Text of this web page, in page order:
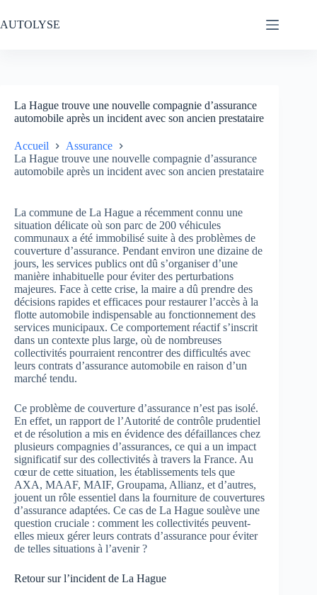
au
contenu
AUTOLYSE
La Hague trouve une nouvelle compagnie d’assurance
automobile après un incident avec son ancien prestataire
Accueil
Assurance
La Hague trouve une nouvelle compagnie d’assurance
automobile après un incident avec son ancien prestataire
La commune de La Hague a récemment connu une
situation délicate où son parc de 200 véhicules
communaux a été immobilisé suite à des problèmes de
couverture d’assurance. Pendant environ une dizaine de
jours, les services publics ont dû s’organiser d’une
manière inhabituelle pour éviter des perturbations
majeures. Face à cette crise, la maire a dû prendre des
décisions rapides et efficaces pour restaurer l’accès à la
flotte automobile indispensable au fonctionnement des
services municipaux. Ce comportement réactif s’inscrit
dans un contexte plus large, où de nombreuses
collectivités pourraient rencontrer des difficultés avec
leurs contrats d’assurance automobile en raison d’un
marché tendu.
Ce problème de couverture d’assurance n’est pas isolé.
En effet, un rapport de l’Autorité de contrôle prudentiel
et de résolution a mis en évidence des défaillances chez
plusieurs compagnies d’assurances, ce qui a un impact
significatif sur des collectivités à travers la France. Au
cœur de cette situation, les établissements tels que
AXA, MAAF, MAIF, Groupama, Allianz, et d’autres,
jouent un rôle essentiel dans la fourniture de couvertures
d’assurance adaptées. Ce cas de La Hague soulève une
question cruciale : comment les collectivités peuvent-
elles mieux gérer leurs contrats d’assurance pour éviter
de telles situations à l’avenir ?
Retour sur l’incident de La Hague